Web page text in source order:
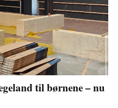
til børnene – nu